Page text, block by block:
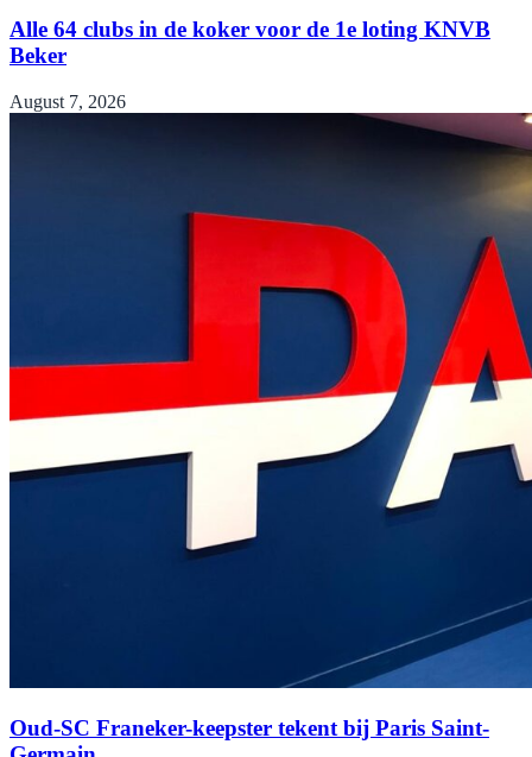
Alle 64 clubs in de koker voor de 1e loting KNVB
Beker
August 7, 2026
Oud-SC Franeker-keepster tekent bij Paris Saint-